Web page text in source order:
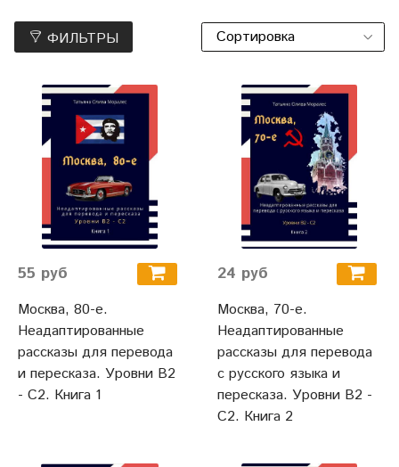
ФИЛЬТРЫ
55 руб
Москва, 80-е.
Неадаптированные
рассказы для перевода
и пересказа. Уровни В2
- С2. Книга 1
24 руб
Москва, 70-е.
Неадаптированные
рассказы для перевода
с русского языка и
пересказа. Уровни В2 -
С2. Книга 2